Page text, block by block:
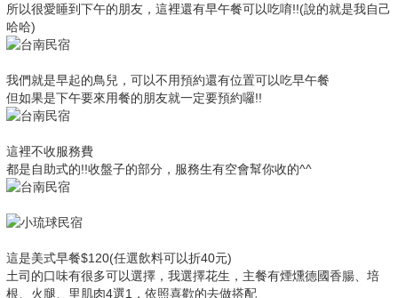
所以很愛睡到下午的朋友，這裡還有早午餐可以吃唷!!(說的就是我自己
哈哈)
我們就是早起的鳥兒，可以不用預約還有位置可以吃早午餐
但如果是下午要來用餐的朋友就一定要預約囉!!
這裡不收服務費
都是自助式的!!收盤子的部分，服務生有空會幫你收的^^
這是美式早餐$120(任選飲料可以折40元)
土司的口味有很多可以選擇，我選擇花生，主餐有煙燻德國香腸、培
根、火腿、里肌肉4選1， 依照喜歡的去做搭配